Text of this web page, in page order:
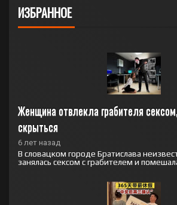
ИЗБРАННОЕ
Женщина отвлекла грабителя
скрыться
6 лет назад
В словацком городе Братислава
занялась сексом с грабителем и